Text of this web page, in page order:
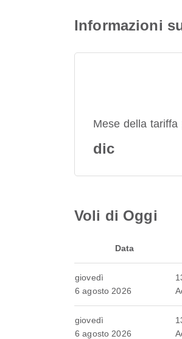
Informazioni
Mese della tariffa
dic
Voli di Oggi
Data
giovedì
6 agosto 2026
giovedì
6 agosto 2026